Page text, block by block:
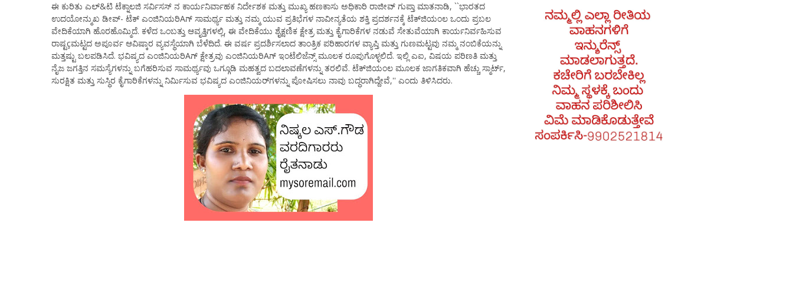
ಈ ಕುರಿತು ಎಲ್&ಟಿ ಟೆಕ್ನಾಲಜಿ ಸರ್ವಿಸಸ್ ನ ಕಾರ್ಯನಿರ್ವಾಹಕ ನಿರ್ದೇಶಕ ಮತ್ತು ಮುಖ್ಯ ಹಣಕಾಸು ಅಧಿಕಾರಿ ರಾಜೀವ್ ಗುಪ್ತಾ ಮಾತನಾಡಿ, ``ಭಾರತದ
ಉದಯೋನ್ಮುಖ ಡೀಪ್- ಟೆಕ್ ಎಂಜಿನಿಯರಿAಗ್ ಸಾಮರ್ಥ್ಯ ಮತ್ತು ನಮ್ಮ ಯುವ ಪ್ರತಿಭೆಗಳ ನಾವೀನ್ಯತೆಯ ಶಕ್ತಿ ಪ್ರದರ್ಶನಕ್ಕೆ ಟೆಕ್‌ಜಿಯಂಲ ಒಂದು ಪ್ರಬಲ
ವೇದಿಕೆಯಾಗಿ ಹೊರಹೊಮ್ಮಿದೆ. ಕಳೆದ ಒಂಬತ್ತು ಆವೃತ್ತಿಗಳಲ್ಲಿ, ಈ ವೇದಿಕೆಯು ಶೈಕ್ಷಣಿಕ ಕ್ಷೇತ್ರ ಮತ್ತು ಕೈಗಾರಿಕೆಗಳ ನಡುವೆ ಸೇತುವೆಯಾಗಿ ಕಾರ್ಯನಿರ್ವಹಿಸುವ
ರಾಷ್ಟçಮಟ್ಟದ ಅಪೂರ್ವ ಆವಿಷ್ಕಾರ ವ್ಯವಸ್ಥೆಯಾಗಿ ಬೆಳೆದಿದೆ. ಈ ವರ್ಷ ಪ್ರದರ್ಶಿಸಲಾದ ತಾಂತ್ರಿಕ ಪರಿಹಾರಗಳ ವ್ಯಾಪ್ತಿ ಮತ್ತು ಗುಣಮಟ್ಟವು ನಮ್ಮ ನಂಬಿಕೆಯನ್ನು
ಮತ್ತಷ್ಟು ಬಲಪಡಿಸಿದೆ. ಭವಿಷ್ಯದ ಎಂಜಿನಿಯರಿAಗ್ ಕ್ಷೇತ್ರವು ಎಂಜಿನಿಯರಿAಗ್ ಇಂಟೆಲಿಜೆನ್ಸ್ ಮೂಲಕ ರೂಪುಗೊಳ್ಳಲಿದೆ. ಇಲ್ಲಿ ಎಐ, ವಿಷಯ ಪರಿಣತಿ ಮತ್ತು
ನೈಜ ಜಗತ್ತಿನ ಸಮಸ್ಯೆಗಳನ್ನು ಬಗೆಹರಿಸುವ ಸಾಮರ್ಥ್ಯವು ಒಗ್ಗೂಡಿ ಮಹತ್ವದ ಬದಲಾವಣೆಗಳನ್ನು ತರಲಿವೆ. ಟೆಕ್‌ಜಿಯಂಲ ಮೂಲಕ ಜಾಗತಿಕವಾಗಿ ಹೆಚ್ಚು ಸ್ಮಾರ್ಟ್,
ಸುರಕ್ಷಿತ ಮತ್ತು ಸುಸ್ಥಿರ ಕೈಗಾರಿಕೆಗಳನ್ನು ನಿರ್ಮಿಸುವ ಭವಿಷ್ಯದ ಎಂಜಿನಿಯರ್‌ಗಳನ್ನು ಪೋಷಿಸಲು ನಾವು ಬದ್ಧರಾಗಿದ್ದೇವೆ,'' ಎಂದು ತಿಳಿಸಿದರು.